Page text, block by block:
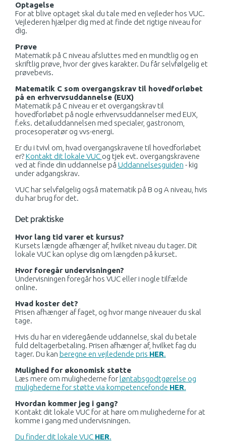
Optagelse
For at blive optaget skal du tale med en vejleder hos VUC.
Vejlederen hjælper dig med at finde det rigtige niveau for
dig.
Prøve
Matematik på C niveau afsluttes med en mundtlig og en
skriftlig prøve, hvor der gives karakter. Du får selvfølgelig et
prøvebevis.
Matematik C som overgangskrav til hovedforløbet
på en erhvervsuddannelse (EUX)
Matematik på C niveau er et overgangskrav til
hovedforløbet på nogle erhvervsuddannelser med EUX,
f.eks. detailuddannelsen med specialer, gastronom,
procesoperatør og vvs-energi.
Er du i tvivl om, hvad overgangskravene til hovedforløbet
er?Kontakt dit lokale VUC og tjek evt. overgangskravene
ved at finde din uddannelse på Uddannelsesguiden - kig
under adgangskrav.
VUC har selvfølgelig også matematik på B og A niveau, hvis
du har brug for det.
Det praktiske
Hvor lang tid varer et kursus?
Kursets længde afhænger af, hvilket niveau du tager. Dit
lokale VUC kan oplyse dig om længden på kurset.
Hvor foregår undervisningen?
Undervisningen foregår hos VUC eller i nogle tilfælde
online.
Hvad koster det?
Prisen afhænger af faget, og hvor mange niveauer du skal
tage.
Hvis du har en videregående uddannelse, skal du betale
fuld deltagerbetaling. Prisen afhænger af, hvilket fag du
tager. Du kan beregne en vejledende pris HER.
Mulighed for økonomisk støtte
Læs mere om mulighederne for løntabsgodtgørelse og
mulighederne for støtte via kompetencefonde HER.
Hvordan kommer jeg i gang?
Kontakt dit lokale VUC for at høre om mulighederne for at
komme i gang med undervisningen.
Du finder dit lokale VUC HER.